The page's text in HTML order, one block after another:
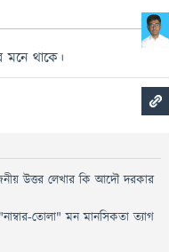
মনে থাকে।
উত্তর লেখার কি আদৌ দরকার
তোলা" মন মানসিকতা ত্যাগ